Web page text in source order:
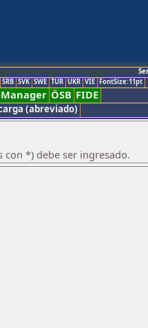
SRB SVK SWE TUR UKR VIE FontSize:11pt
Manager ÖSB FIDE
(abreviado)
con *) debe ser ingresado.